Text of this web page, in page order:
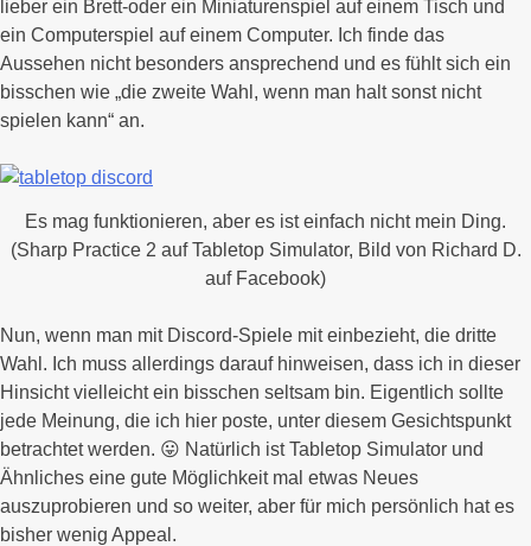
lieber ein Brett-oder ein Miniaturenspiel auf einem Tisch und
ein Computerspiel auf einem Computer. Ich finde das
Aussehen nicht besonders ansprechend und es fühlt sich ein
bisschen wie „die zweite Wahl, wenn man halt sonst nicht
spielen kann“ an.
Es mag funktionieren, aber es ist einfach nicht mein Ding.
(Sharp Practice 2 auf Tabletop Simulator, Bild von Richard D.
auf Facebook)
Nun, wenn man mit Discord-Spiele mit einbezieht, die dritte
Wahl. Ich muss allerdings darauf hinweisen, dass ich in dieser
Hinsicht vielleicht ein bisschen seltsam bin. Eigentlich sollte
jede Meinung, die ich hier poste, unter diesem Gesichtspunkt
betrachtet werden. 😛 Natürlich ist Tabletop Simulator und
Ähnliches eine gute Möglichkeit mal etwas Neues
auszuprobieren und so weiter, aber für mich persönlich hat es
bisher wenig Appeal.